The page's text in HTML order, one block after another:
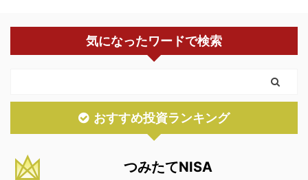
いいの？ そんな人に向け
て解説しますショウシ
私もトラリピを毎月運用
ってどうなの？ トラリ
レンド相場で威力発揮し
ます。 しかし実運用では
気になったワードで検索
おすすめ投資ランキング
つみたてNISA